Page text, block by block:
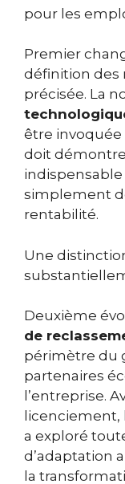
pour les
Premier
définition des
précisée. La
être invoquée
doit
simplement
rentabilité.
Une
Deuxième
de
périmètre du
partenaires
l’entreprise.
licenciement,
a exploré
d’adaptation
la